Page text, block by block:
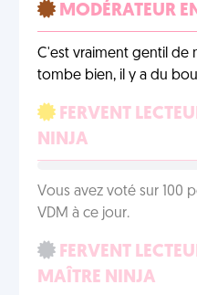
MODÉRATEUR
C'est vraiment gentil de
tombe bien, il y a du
FERVENT
NINJA
Vous avez voté sur 100
VDM à ce jour.
FERVENT
MAÎTRE NINJA